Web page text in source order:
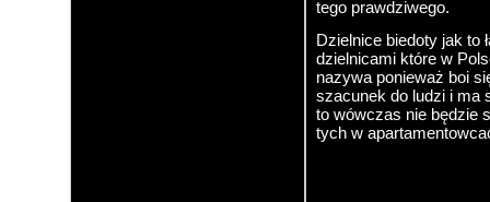
tego prawdziwego.
Dzielnice biedoty jak to
dzielnicami które w
nazywa ponieważ boi
szacunek do ludzi i ma
to wówczas nie będzie
tych w